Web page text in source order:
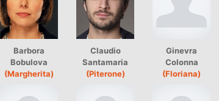
Barbora
Bobulova
(Margherita)
Claudio
Santamaria
(Piterone)
Ginevra
Colonna
(Floriana)